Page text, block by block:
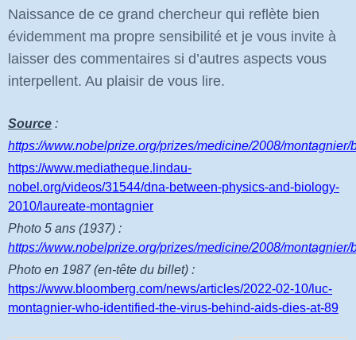
Naissance de ce grand chercheur qui reflète bien
évidemment ma propre sensibilité et je vous invite à
laisser des commentaires si d’autres aspects vous
interpellent. Au plaisir de vous lire.
Source :
https://www.nobelprize.org/prizes/medicine/2008/montagnier/
https://www.mediatheque.lindau-
nobel.org/videos/31544/dna-between-physics-and-biology-
2010/laureate-montagnier
Photo 5 ans (1937) :
https://www.nobelprize.org/prizes/medicine/2008/montagnier/
Photo en 1987 (en-tête du billet) :
https://www.bloomberg.com/news/articles/2022-02-10/luc-
montagnier-who-identified-the-virus-behind-aids-dies-at-89